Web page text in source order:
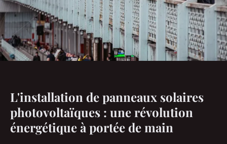
L'installation de panneaux solaires
photovoltaïques : une révolution
énergétique à portée de main